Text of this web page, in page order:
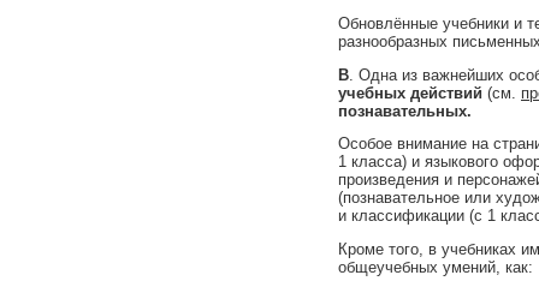
Обновлённые учебники и
разнообразных
В . Одна из важнейших
учебных действий (см.
познавательных.
Особое внимание на
1 класса) и языкового
произведения и
(познавательное или
и классификации (с 1
Кроме того, в учебниках
общеучебных умений, как: